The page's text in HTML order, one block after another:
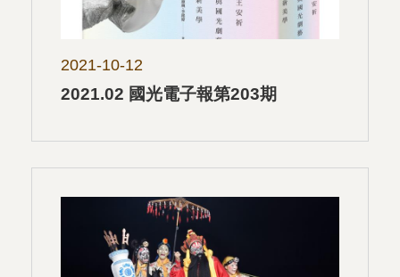
2021.02 國光電子報第203期
2021-10-12